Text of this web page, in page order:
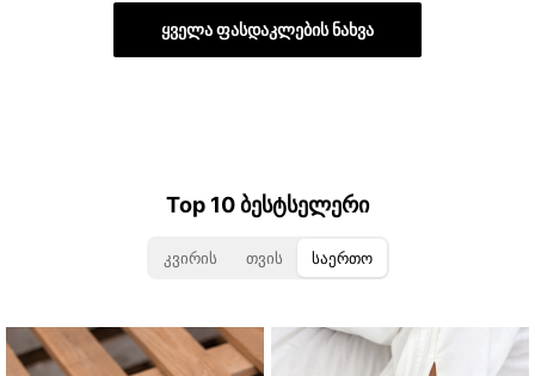
ყველა ფასდაკლების ნახვა
Top 10 ბესტსელერი
კვირის თვის საერთო